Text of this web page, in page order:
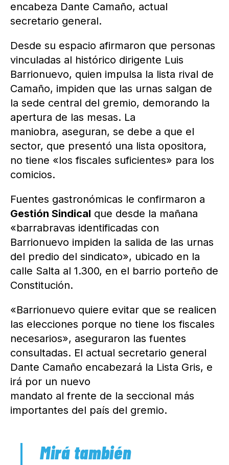
encabeza Dante Camaño, actual
secretario general.
Desde su espacio afirmaron que personas
vinculadas al histórico dirigente Luis
Barrionuevo, quien impulsa la lista rival de
Camaño, impiden que las urnas salgan de
la sede central del gremio, demorando la
apertura de las mesas. La
maniobra, aseguran, se debe a que el
sector, que presentó una lista opositora,
no tiene «los fiscales suficientes» para los
comicios.
Fuentes gastronómicas le confirmaron a
Gestión Sindical que desde la mañana
«barrabravas identificadas con
Barrionuevo impiden la salida de las urnas
del predio del sindicato», ubicado en la
calle Salta al 1.300, en el barrio porteño de
Constitución.
«Barrionuevo quiere evitar que se realicen
las elecciones porque no tiene los fiscales
necesarios», aseguraron las fuentes
consultadas. El actual secretario general
Dante Camaño encabezará la Lista Gris, e
irá por un nuevo
mandato al frente de la seccional más
importantes del país del gremio.